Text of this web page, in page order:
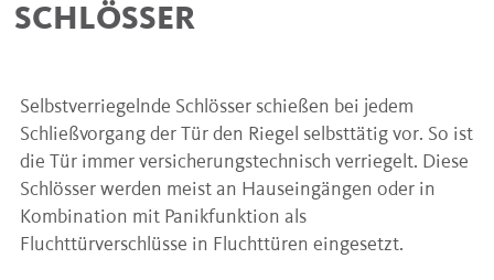
SCHLÖSSER
Selbstverriegelnde Schlösser schießen bei jedem
Schließvorgang der Tür den Riegel selbsttätig vor. So ist
die Tür immer versicherungstechnisch verriegelt. Diese
Schlösser werden meist an Hauseingängen oder in
Kombination mit Panikfunktion als
Fluchttürverschlüsse in Fluchttüren eingesetzt.